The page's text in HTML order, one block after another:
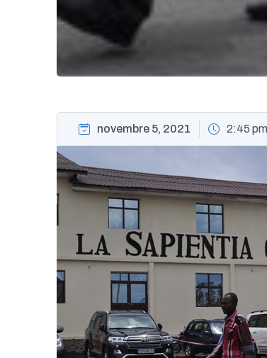
novembre 5, 2021 2:45 pm